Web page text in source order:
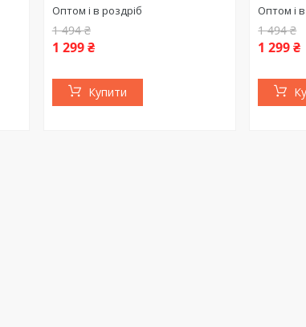
Оптом і в роздріб
1 494 ₴
1 299 ₴
Купити
Оптом і
1 494 ₴
1 299 ₴